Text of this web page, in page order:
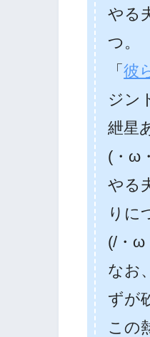
やる
つ。
「彼
ジン
紲星
(・ω
やる
りに
(/・ω
なお
ずが
この